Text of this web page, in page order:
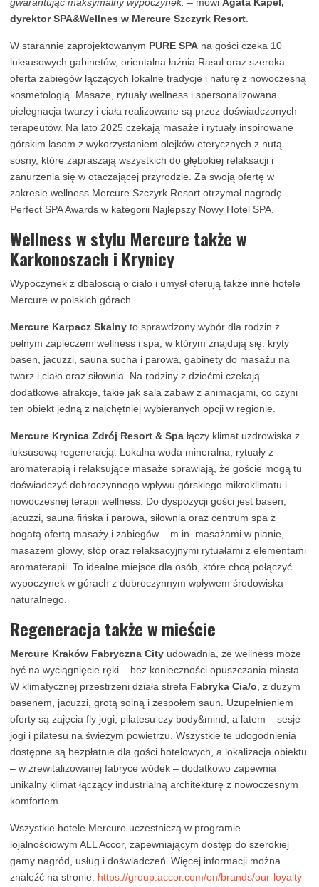
dyrektor SPA&Wellnes w Mercure Szczyrk Resort
W starannie zaprojektowanym PURE SPA na gości czeka 10
luksusowych gabinetów, orientalna łaźnia Rasul oraz szeroka
oferta zabiegów łączących lokalne tradycje i naturę z nowoczesną
kosmetologią. Masaże, rytuały wellness i spersonalizowana
pielęgnacja twarzy i ciała realizowane są przez doświadczonych
terapeutów. Na lato 2025 czekają masaże i rytuały inspirowane
górskim lasem z wykorzystaniem olejków eterycznych z nutą
sosny, które zapraszają wszystkich do głębokiej relaksacji i
zanurzenia się w otaczającej przyrodzie. Za swoją ofertę w
zakresie wellness Mercure Szczyrk Resort otrzymał nagrodę
Perfect SPA Awards w kategorii Najlepszy Nowy Hotel SPA.
Wellness w stylu Mercure także w
Karkonoszach i Krynicy
Wypoczynek z dbałością o ciało i umysł oferują także inne hotele
Mercure w polskich górach.
Mercure Karpacz Skalny to sprawdzony wybór dla rodzin z
pełnym zapleczem wellness i spa, w którym znajdują się: kryty
basen, jacuzzi, sauna sucha i parowa, gabinety do masażu na
twarz i ciało oraz siłownia. Na rodziny z dziećmi czekają
dodatkowe atrakcje, takie jak sala zabaw z animacjami, co czyni
ten obiekt jedną z najchętniej wybieranych opcji w regionie.
Mercure Krynica Zdrój Resort & Spa łączy klimat uzdrowiska z
luksusową regeneracją. Lokalna woda mineralna, rytuały z
aromaterapią i relaksujące masaże sprawiają, że goście mogą tu
doświadczyć dobroczynnego wpływu górskiego mikroklimatu i
nowoczesnej terapii wellness. Do dyspozycji gości jest basen,
jacuzzi, sauna fińska i parowa, siłownia oraz centrum spa z
bogatą ofertą masaży i zabiegów – m.in. masażami w pianie,
masażem głowy, stóp oraz relaksacyjnymi rytuałami z elementami
aromaterapii. To idealne miejsce dla osób, które chcą połączyć
wypoczynek w górach z dobroczynnym wpływem środowiska
naturalnego.
Regeneracja także w mieście
Mercure Kraków Fabryczna City udowadnia, że wellness może
być na wyciągnięcie ręki – bez konieczności opuszczania miasta.
W klimatycznej przestrzeni działa strefa Fabryka Cia/o , z dużym
basenem, jacuzzi, grotą solną i zespołem saun. Uzupełnieniem
oferty są zajęcia fly jogi, pilatesu czy body&mind, a latem – sesje
jogi i pilatesu na świeżym powietrzu. Wszystkie te udogodnienia
dostępne są bezpłatnie dla gości hotelowych, a lokalizacja obiektu
– w zrewitalizowanej fabryce wódek – dodatkowo zapewnia
unikalny klimat łączący industrialną architekturę z nowoczesnym
komfortem.
Wszystkie hotele Mercure uczestniczą w programie
lojalnościowym ALL Accor, zapewniającym dostęp do szerokiej
gamy nagród, usług i doświadczeń. Więcej informacji można
znaleźć na stronie: https://group.accor.com/en/brands/our-loyalty-